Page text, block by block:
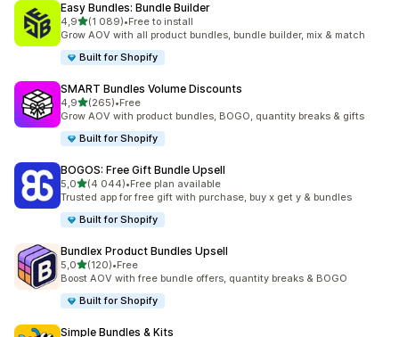
Easy Bundles: Bundle Builder
4,9/ 5 tähteä
(1 089)
1089 arvostelua yhteensä
•Free to install
Grow AOV with all product bundles, bundle builder, mix & match
Built for Shopify
SMART Bundles Volume Discounts
4,9/ 5 tähteä
(265)
265 arvostelua yhteensä
•Free
Grow AOV with product bundles, BOGO, quantity breaks & gifts
Built for Shopify
BOGOS: Free Gift Bundle Upsell
5,0/ 5 tähteä
(4 044)
4044 arvostelua yhteensä
•Free plan available
Trusted app for free gift with purchase, buy x get y & bundles
Built for Shopify
Bundlex Product Bundles Upsell
5,0/ 5 tähteä
(120)
120 arvostelua yhteensä
•Free
Boost AOV with free bundle offers, quantity breaks & BOGO
Built for Shopify
Simple Bundles & Kits